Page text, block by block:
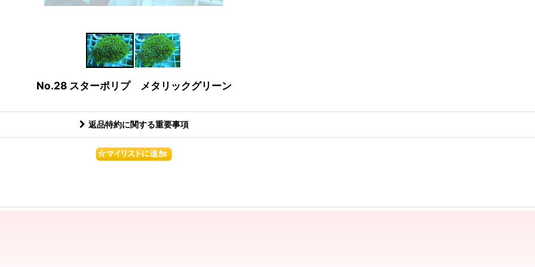
No.28 スターポリプ メタリックグリーン
返品特約に関する重要事項